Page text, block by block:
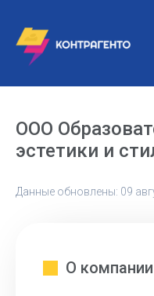
ООО
эстетики и
Данные обновлены: 09
О компании